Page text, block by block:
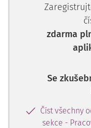
zdarma
Se
Číst všechny
sekce -